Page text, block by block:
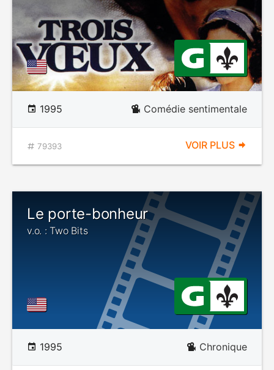
1995 Comédie sentimentale
79393 VOIR PLUS
Le porte-bonheur
v.o. : Two Bits
1995 Chronique